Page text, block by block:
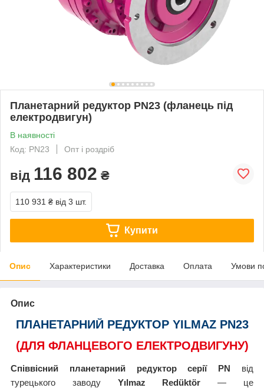
Планетарний редуктор PN23 (фланець під
електродвигун)
В наявності
Код: PN23
Опт і роздріб
від 116 802 ₴
110 931 ₴ від 3 шт.
Купити
Опис Характеристики Доставка Оплата Умови
Опис
ПЛАНЕТАРНИЙ РЕДУКТОР YILMAZ PN23
(ДЛЯ ФЛАНЦЕВОГО ЕЛЕКТРОДВИГУНУ)
Співвісний планетарний редуктор серії PN від
турецького заводу Yılmaz Redüktör — це